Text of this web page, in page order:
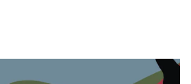
le cul sur une frontière, j’appartiens à